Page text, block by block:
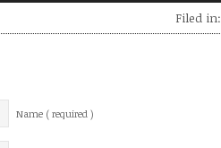
Filed in:
Name ( required )